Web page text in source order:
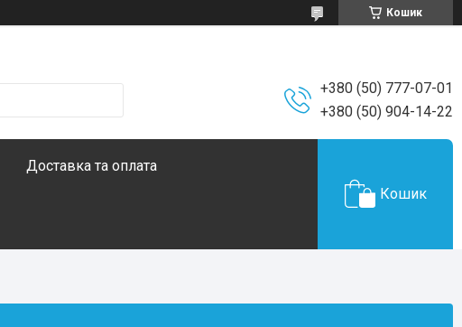
Кошик
+380 (50) 777-07-01
+380 (50) 904-14-22
Доставка та оплата
Кошик